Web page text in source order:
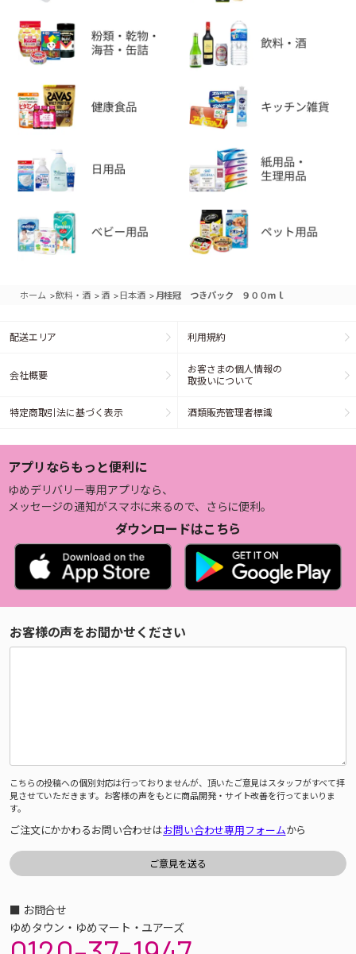
ホーム >飲料・酒 > 酒 > 日本酒 > 月桂冠 つきパック ９００ｍｌ
配送エリア 利用規約
会社概要
お客さまの個人情報の
取扱いについて
特定商取引法に基づく表示 酒類販売管理者標識
アプリならもっと便利に
ゆめデリバリー専用アプリなら、
メッセージの通知がスマホに来るので、さらに便利。
ダウンロードはこちら
お客様の声をお聞かせください
こちらの投稿への個別対応は行っておりませんが、頂いたご意見はスタッフがすべて拝
見させていただきます。お客様の声をもとに商品開発・サイト改善を行ってまいりま
す。
ご注文にかかわるお問い合わせはお問い合わせ専用フォームから
■ お問合せ
ゆめタウン・ゆめマート・ユアーズ